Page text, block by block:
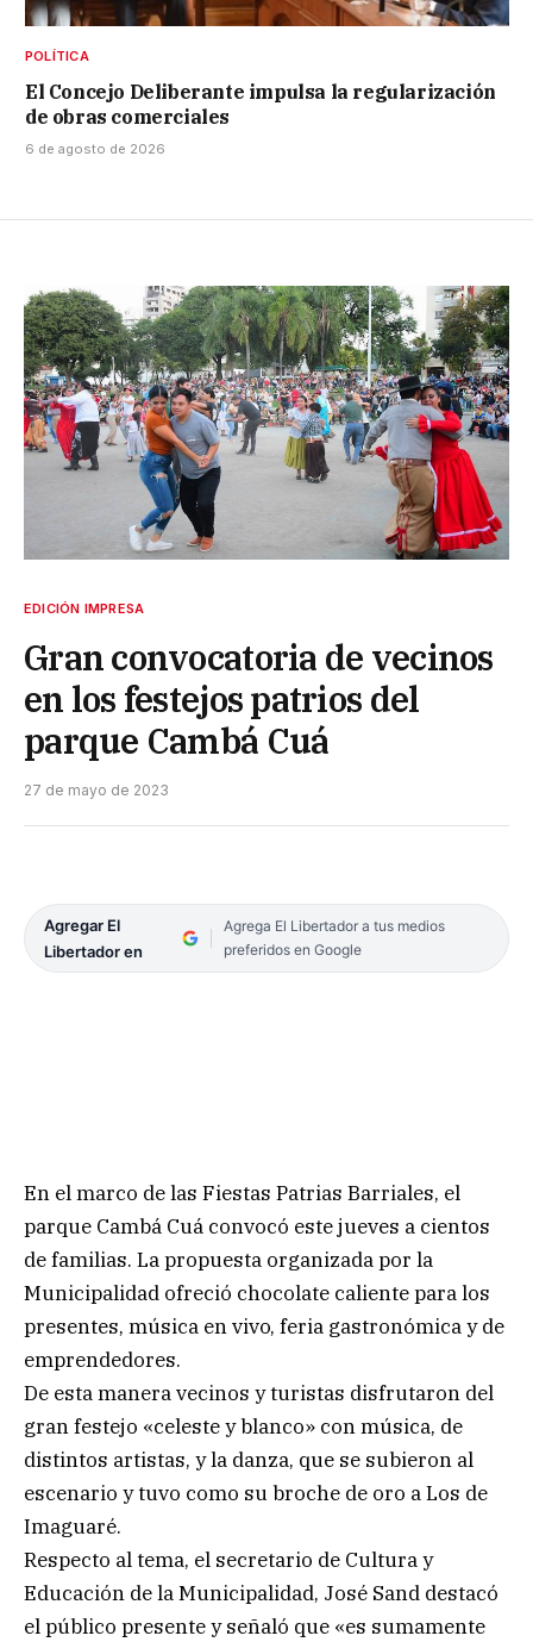
POLÍTICA
El Concejo Deliberante impulsa la regularización
de obras comerciales
6 de agosto de 2026
EDICIÓN IMPRESA
Gran convocatoria de vecinos
en los festejos patrios del
parque Cambá Cuá
27 de mayo de 2023
Agregar El
Libertador en
Agrega El Libertador a tus medios
preferidos en Google
En el marco de las Fiestas Patrias Barriales, el
parque Cambá Cuá convocó este jueves a cientos
de familias. La propuesta organizada por la
Municipalidad ofreció chocolate caliente para los
presentes, música en vivo, feria gastronómica y de
emprendedores.
De esta manera vecinos y turistas disfrutaron del
gran festejo «celeste y blanco» con música, de
distintos artistas, y la danza, que se subieron al
escenario y tuvo como su broche de oro a Los de
Imaguaré.
Respecto al tema, el secretario de Cultura y
Educación de la Municipalidad, José Sand destacó
el público presente y señaló que «es sumamente